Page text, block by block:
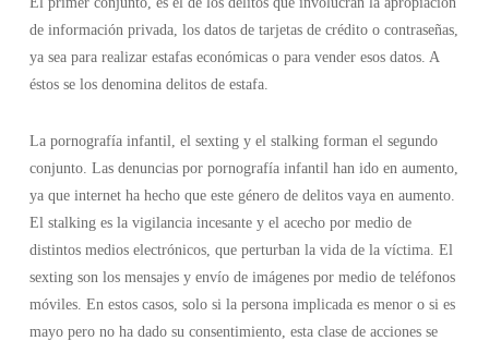
de información privada, los datos de tarjetas de crédito o contraseñas,
ya sea para realizar estafas económicas o para vender esos datos. A
éstos se los denomina delitos de estafa.
La pornografía infantil, el sexting y el stalking forman el segundo
conjunto. Las denuncias por pornografía infantil han ido en aumento,
ya que internet ha hecho que este género de delitos vaya en aumento.
El stalking es la vigilancia incesante y el acecho por medio de
distintos medios electrónicos, que perturban la vida de la víctima. El
sexting son los mensajes y envío de imágenes por medio de teléfonos
móviles. En estos casos, solo si la persona implicada es menor o si es
mayo pero no ha dado su consentimiento, esta clase de acciones se